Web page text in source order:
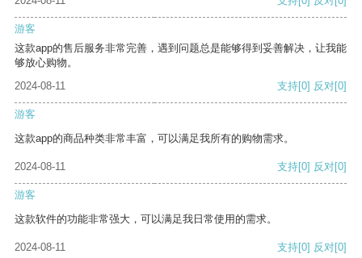
游客
这款app的售后服务非常完善，遇到问题总是能够得到妥善解决，让我能
够放心购物。
2024-08-11
支持[0] 反对[0]
游客
这款app的商品种类非常丰富，可以满足我所有的购物需求。
2024-08-11 支持[0] 反对[0]
游客
这款软件的功能非常强大，可以满足我日常使用的需求。
2024-08-11 支持[0] 反对[0]